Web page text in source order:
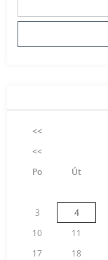
<<
<<
Po
Út
3
4
10
11
17
18